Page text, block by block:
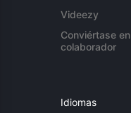
Videezy
Conviértase en
colaborador
Idiomas